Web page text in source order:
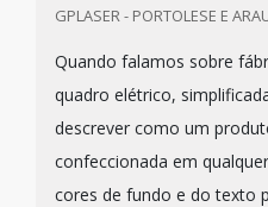
GPLASER - PORTOLESE E
Quando falamos sobre
quadro elétrico,
descrever como um
confeccionada em
cores de fundo e do texto